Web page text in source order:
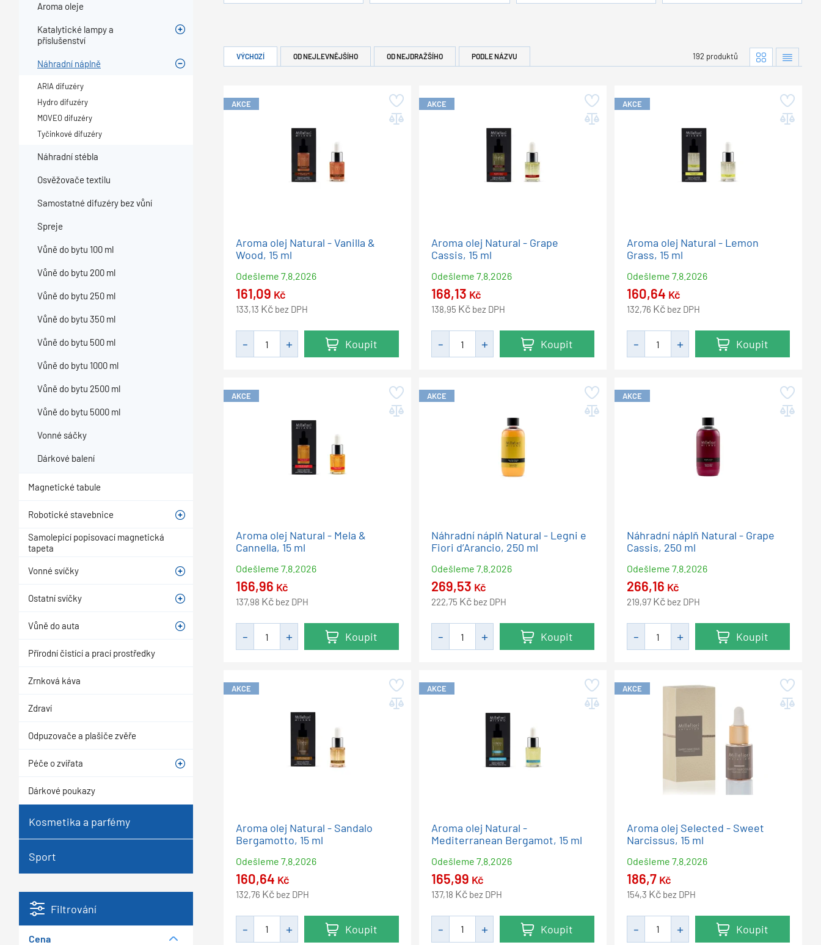
Aroma oleje
Katalytické lampy a
příslušenství
Náhradní náplně
ARIA difuzéry
Hydro difuzéry
MOVEO difuzéry
Tyčinkové difuzéry
Náhradní stébla
Osvěžovače textilu
Samostatné difuzéry bez vůní
Spreje
Vůně do bytu 100 ml
Vůně do bytu 200 ml
Vůně do bytu 250 ml
Vůně do bytu 350 ml
Vůně do bytu 500 ml
Vůně do bytu 1000 ml
Vůně do bytu 2500 ml
Vůně do bytu 5000 ml
Vonné sáčky
Dárkové balení
Magnetické tabule
Robotické stavebnice
Samolepicí popisovací magnetická
tapeta
Vonné svíčky
Ostatní svíčky
Vůně do auta
Přírodní čistící a prací prostředky
Zrnková káva
Zdraví
Odpuzovače a plašiče zvěře
Péče o zvířata
Dárkové poukazy
Kosmetika a parfémy
Sport
Filtrování
Cena
VÝCHOZÍ OD NEJLEVNĚJŠÍHO OD NEJDRAŽŠÍHO PODLE NÁZVU 192 produktů
AKCE
Aroma olej Natural - Vanilla &
Wood, 15 ml
Odešleme 7.8.2026
161,09 Kč
133,13 Kč bez DPH
Koupit
AKCE
Aroma olej Natural - Grape
Cassis, 15 ml
Odešleme 7.8.2026
168,13 Kč
138,95 Kč bez DPH
Koupit
AKCE
Aroma olej Natural - Lemon
Grass, 15 ml
Odešleme 7.8.2026
160,64 Kč
132,76 Kč bez DPH
Koupit
AKCE
Aroma olej Natural - Mela &
Cannella, 15 ml
Odešleme 7.8.2026
166,96 Kč
137,98 Kč bez DPH
Koupit
AKCE
Náhradní náplň Natural - Legni e
Fiori d’Arancio, 250 ml
Odešleme 7.8.2026
269,53 Kč
222,75 Kč bez DPH
Koupit
AKCE
Náhradní náplň Natural - Grape
Cassis, 250 ml
Odešleme 7.8.2026
266,16 Kč
219,97 Kč bez DPH
Koupit
AKCE
Aroma olej Natural - Sandalo
Bergamotto, 15 ml
Odešleme 7.8.2026
160,64 Kč
132,76 Kč bez DPH
Koupit
AKCE
Aroma olej Natural -
Mediterranean Bergamot, 15 ml
Odešleme 7.8.2026
165,99 Kč
137,18 Kč bez DPH
Koupit
AKCE
Aroma olej Selected - Sweet
Narcissus, 15 ml
Odešleme 7.8.2026
186,7 Kč
154,3 Kč bez DPH
Koupit